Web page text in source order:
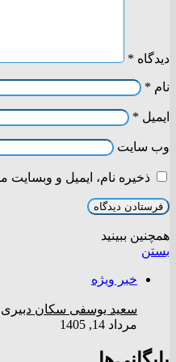
دیدگاه *
نام *
ایمیل *
وب‌ سایت
ذخیره نام، ایمیل و
همچنین ببینید
بستن
خبر ویژه
سعید یوسفی سکان
مرداد 14, 1405